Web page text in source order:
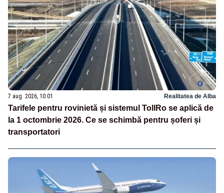
7 aug. 2026, 10:01 Realitatea de Alba
Tarifele pentru rovinietă și sistemul TollRo se aplică de
la 1 octombrie 2026. Ce se schimbă pentru șoferi și
transportatori